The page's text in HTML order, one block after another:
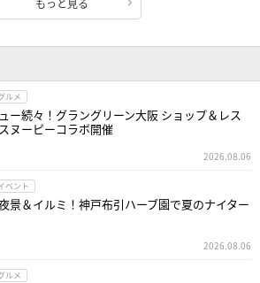
ルメ
ー続々！グラングリーン大阪 ショップ＆レス
ヌーピーコラボ開催
2026.08.06
ベント
景＆イルミ！神戸布引ハーブ園で夏のナイター
2026.08.06
ルメ